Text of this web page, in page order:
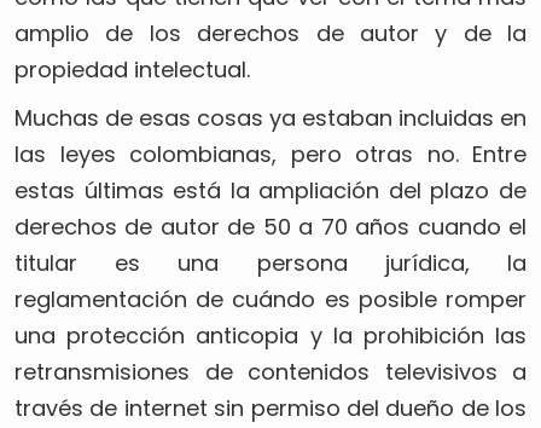
amplio de los derechos de autor y de la
propiedad intelectual.
Muchas de esas cosas ya estaban incluidas en
las leyes colombianas, pero otras no. Entre
estas últimas está la ampliación del plazo de
derechos de autor de 50 a 70 años cuando el
titular es una persona jurídica, la
reglamentación de cuándo es posible romper
una protección anticopia y la prohibición las
retransmisiones de contenidos televisivos a
través de internet sin permiso del dueño de los